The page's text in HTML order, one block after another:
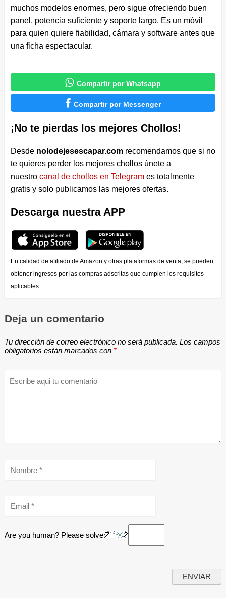
muchos modelos enormes, pero sigue ofreciendo buen
panel, potencia suficiente y soporte largo. Es un móvil
para quien quiere fiabilidad, cámara y software antes que
una ficha espectacular.
 Compartir por Whatsapp
 Compartir por Messenger
¡No te pierdas los mejores Chollos!
Desde nolodejesescapar.comrecomendamos que si no
te quieres perder los mejores chollos únete a
nuestro canal de chollos en Telegrames totalmente
gratis y solo publicamos las mejores ofertas.
Descarga nuestra APP
En calidad de afiliado de Amazon y otras plataformas de venta, se pueden
obtener ingresos por las compras adscritas que cumplen los requisitos
aplicables.
Deja un comentario
Tu dirección de correo electrónico no será publicada. Los campos
obligatorios están marcados con *
Are you human? Please solve: